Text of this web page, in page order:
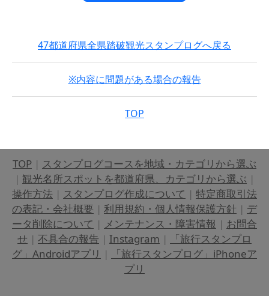
47都道府県全県踏破観光スタンプログへ戻る
※内容に問題がある場合の報告
TOP
TOP | スタンプログコースを地域・カテゴリから選ぶ
| 観光名所スポットを都道府県、カテゴリから選ぶ |
操作方法 | スタンプログ作成について | 特定商取引法
の表記・会社概要 | 利用規約・個人情報保護方針 | デ
ータ削除について | メンテナンス・障害情報 | お問合
せ | 不具合の報告 | Instagram |
「旅行スタンプロ
グ」Androidアプリ |
「旅行スタンプログ」iPhoneア
プリ